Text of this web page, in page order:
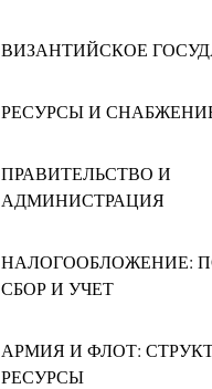
ВИЗАНТИЙСКОЕ
РЕСУРСЫ И
ПРАВИТЕЛЬСТВО И
АДМИНИСТРАЦИЯ
НАЛОГООБЛОЖЕНИЕ:
СБОР И УЧЕТ
АРМИЯ И ФЛОТ:
РЕСУРСЫ